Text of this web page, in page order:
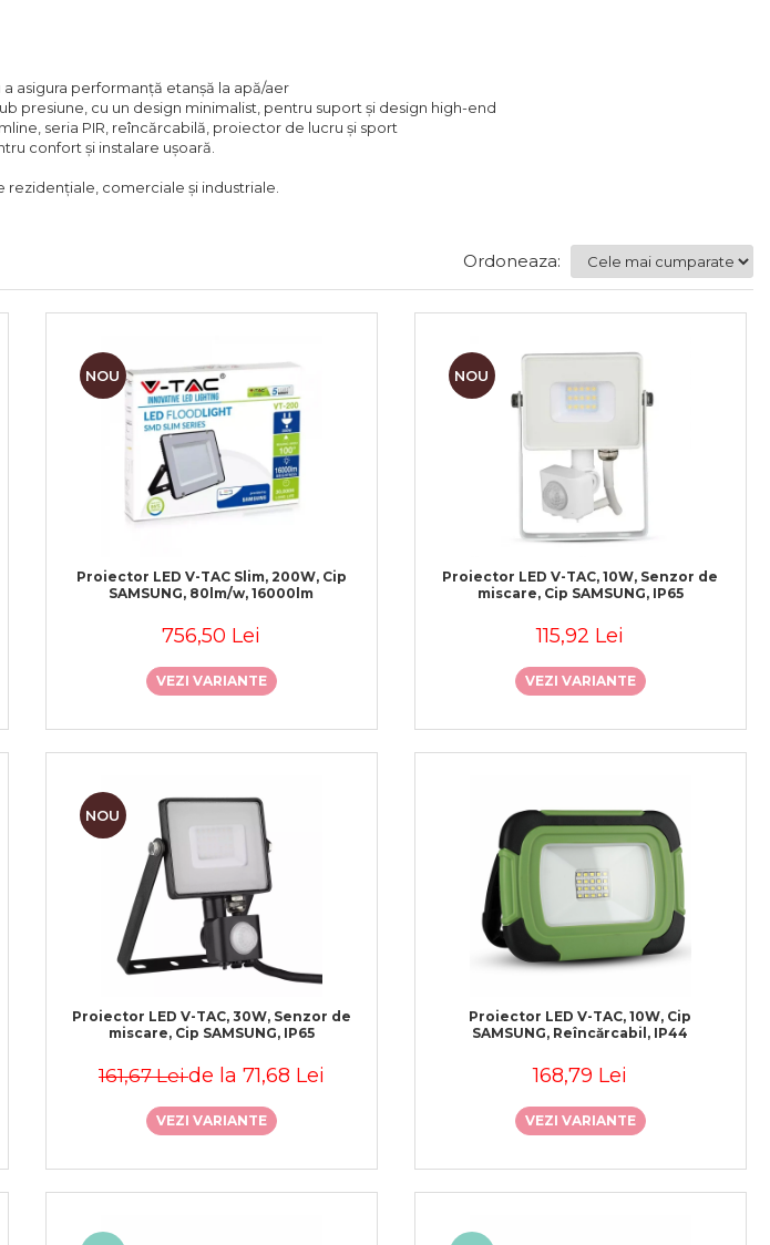
asigura performanță etanșă la apă/aer
presiune, cu un design minimalist, pentru suport și design high-end
seria PIR, reîncărcabilă, proiector de lucru și sport
confort și instalare ușoară.
comerciale și industriale.
Ordoneaza:
NOU
Proiector LED V-TAC Slim, 200W, Cip
SAMSUNG, 80lm/w, 16000lm
756,50 Lei
VEZI VARIANTE
NOU
Proiector LED V-TAC, 10W, Senzor de
miscare, Cip SAMSUNG, IP65
115,92 Lei
VEZI VARIANTE
NOU
Proiector LED V-TAC, 30W, Senzor de
miscare, Cip SAMSUNG, IP65
161,67 Leide la 71,68 Lei
VEZI VARIANTE
Proiector LED V-TAC, 10W, Cip
SAMSUNG, Reîncărcabil, IP44
168,79 Lei
VEZI VARIANTE